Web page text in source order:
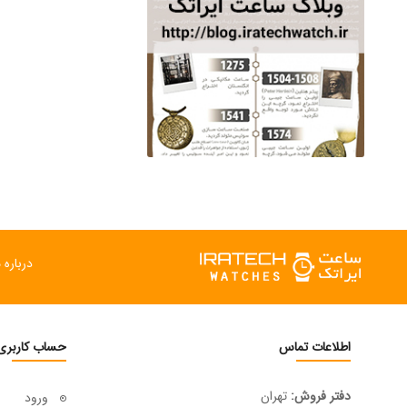
درباره
اطلاعات تماس
دفتر فروش: تهران
حساب
ورود